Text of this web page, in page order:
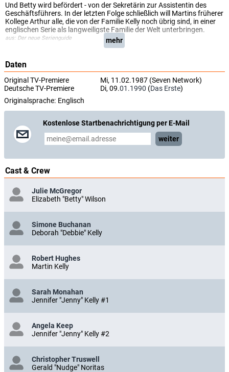
Und Betty wird befördert - von der Sekretärin zur Assistentin des
Geschäftsführers. In der letzten Folge schließlich will Martins früherer
Kollege Arthur alle, die von der Familie Kelly noch übrig sind, in einer
englischen Serie als langweiligste Familie der Welt unterbringen.
aus: Der neue Serienguide mehr
Daten
Original TV-Premiere
Mi, 11.02.1987 (Seven Network)
Deutsche TV-Premiere
Di, 09.01.1990 (Das Erste)
Originalsprache: Englisch
Kostenlose Startbenachrichtigung per E-Mail
weiter
Cast & Crew
Julie McGregor
Elizabeth "Betty" Wilson
Simone Buchanan
Deborah "Debbie" Kelly
Robert Hughes
Martin Kelly
Sarah Monahan
Jennifer "Jenny" Kelly #1
Angela Keep
Jennifer "Jenny" Kelly #2
Christopher Truswell
Gerald "Nudge" Noritas